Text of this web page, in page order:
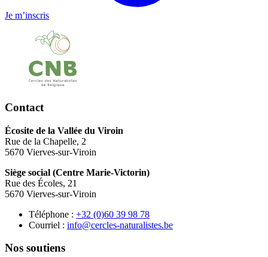
Je m’inscris
Contact
Écosite de la Vallée du Viroin
Rue de la Chapelle, 2
5670 Vierves-sur-Viroin
Siège social (Centre Marie-Victorin)
Rue des Écoles, 21
5670 Vierves-sur-Viroin
Téléphone : 87 89 93 06(0) 23+
Courriel : eb.setsilarutan-selcrec@ofni
Nos soutiens